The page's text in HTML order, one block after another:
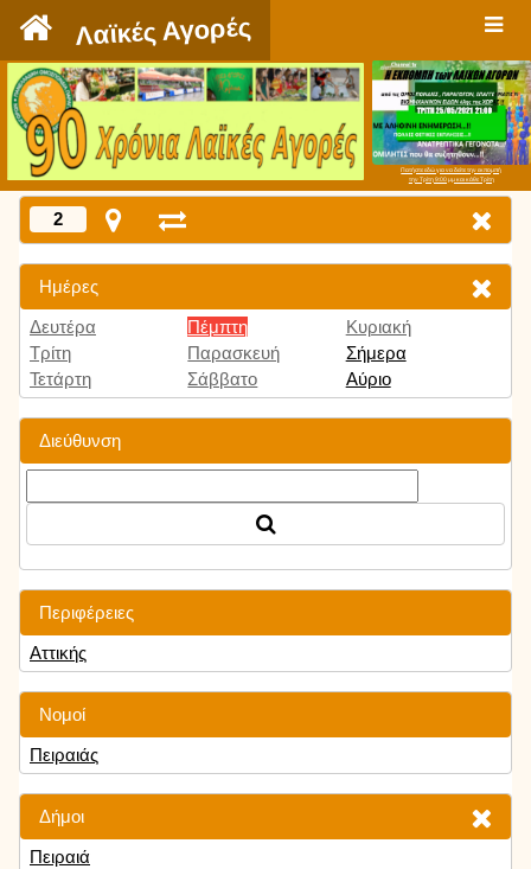
Λαϊκές Αγορές
Πατήστε εδώ για να δείτε την εκπομπή
την Τρίτη 9:00 μμ και κάθε Τρίτη
2
Ημέρες
Δευτέρα
Τρίτη
Τετάρτη
Πέμπτη
Παρασκευή
Σάββατο
Κυριακή
Σήμερα
Αύριο
Διεύθυνση
Περιφέρειες
Αττικής
Νομοί
Πειραιάς
Δήμοι
Πειραιά